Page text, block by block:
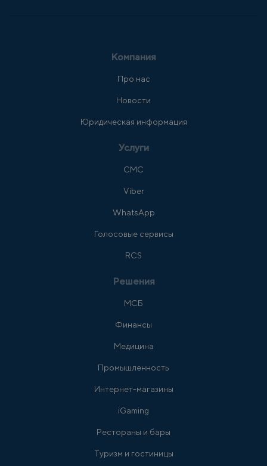
Компания
Про нас
Новости
Юридическая информация
Услуги
СМС
Viber
WhatsApp
Голосовые сервисы
RCS
Решения
МСБ
Финансы
Медицина
Промышленность
Интернет-магазины
iGaming
Рестораны и бары
Туризм и гостиницы